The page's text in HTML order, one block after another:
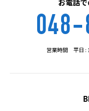
お電話
営業時間 平日 :